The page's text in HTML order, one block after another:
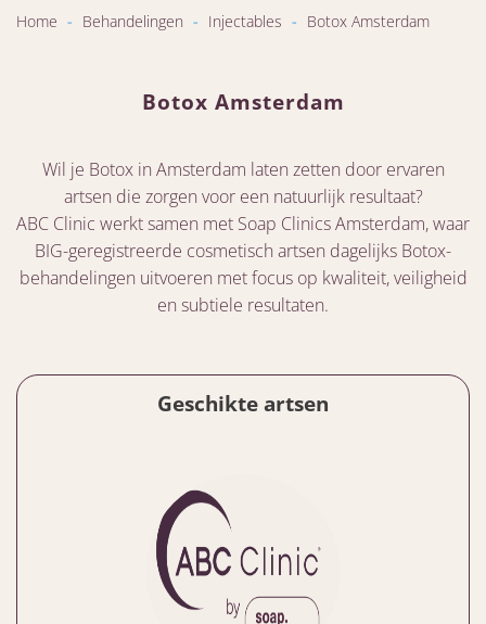
Home - Behandelingen - Injectables - Botox Amsterdam
Botox Amsterdam
Wil je Botox in Amsterdam laten zetten door ervaren
artsen die zorgen voor een natuurlijk resultaat?
ABC Clinic werkt samen met Soap Clinics Amsterdam, waar
BIG-geregistreerde cosmetisch artsen dagelijks Botox-
behandelingen uitvoeren met focus op kwaliteit, veiligheid
en subtiele resultaten.
Geschikte artsen